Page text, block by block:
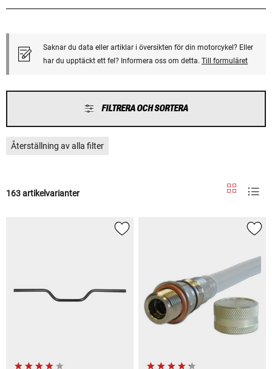
Saknar du data eller artiklar i översikten för din motorcykel? Eller
har du upptäckt ett fel? Informera oss om detta. Till formuläret
FILTRERA OCH SORTERA
Återställning av alla filter
163 artikelvarianter